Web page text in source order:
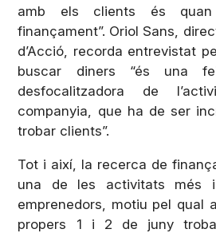
amb els clients és
finançament”. Oriol Sans,
d’Acció, recorda entrevistat
buscar diners “és una
desfocalitzadora de
companyia, que ha de ser
trobar clients”.
Tot i així, la recerca de
una de les activitats més
emprenedors, motiu pel qual
propers 1 i 2 de juny